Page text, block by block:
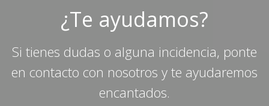
¿Te ayudamos?
Si tienes dudas o alguna incidencia, ponte
en contacto con nosotros y te ayudaremos
encantados.